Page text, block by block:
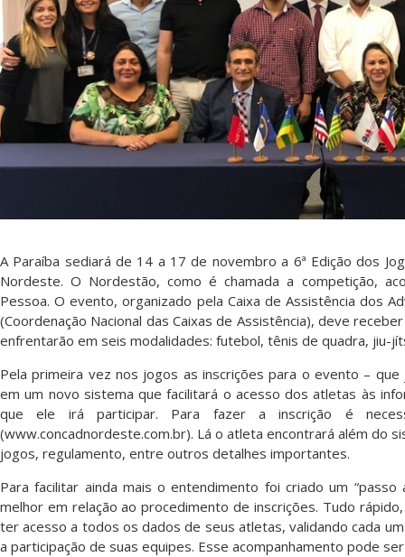
A Paraíba sediará de 14 a 17 de novembro a 6ª Edição dos
Nordeste. O Nordestão, como é chamada a competição,
Pessoa. O evento, organizado pela Caixa de Assistência dos
(Coordenação Nacional das Caixas de Assistência), deve
enfrentarão em seis modalidades: futebol, tênis de quadra, jiu-
Pela primeira vez nos jogos as inscrições para o evento –
em um novo sistema que facilitará o acesso dos atletas às
que ele irá participar. Para fazer a inscrição é
(www.concadnordeste.com.br). Lá o atleta encontrará além do
jogos, regulamento, entre outros detalhes importantes.
Para facilitar ainda mais o entendimento foi criado um
melhor em relação ao procedimento de inscrições. Tudo
ter acesso a todos os dados de seus atletas, validando cada
a participação de suas equipes. Esse acompanhamento pode